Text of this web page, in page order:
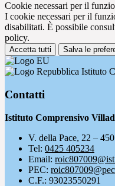
Cookie necessari per il
I cookie necessari per il
disabilitati. È possibile
policy.
Accetta tutti Salva le
Istituto
Contatti
Istituto Comprensivo
V. della Pace, 22 –
Tel: 0425 405234
Email:
PEC:
C.F.: 93023550291